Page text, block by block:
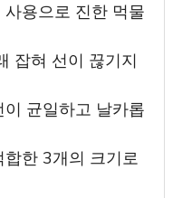
용으로 진한 먹물
잡혀 선이 끊기지
균일하고 날카롭
한 3개의 크기로